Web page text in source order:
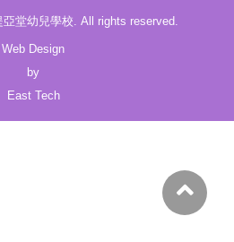
堂幼兒學校. All rights reserved.
Web Design
by
East Tech